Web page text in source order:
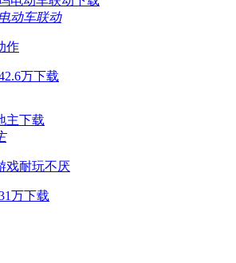
动车联动
作
万下载
戏耐玩不厌
万下载